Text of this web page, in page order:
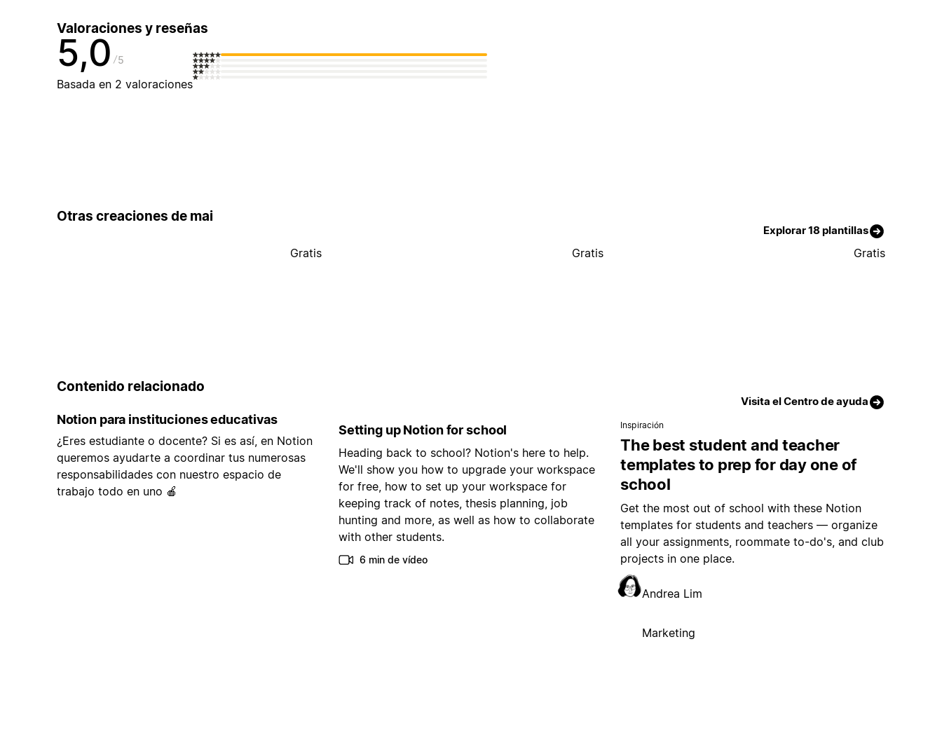
Valoraciones y reseñas
5,0 5
Basada en 2 valoraciones
Otras creaciones de mai
Explorar 18 plantillas
Gratis Gratis Gratis
Contenido relacionado
Visita el Centro de ayuda
Notion para instituciones educativas
¿Eres estudiante o docente? Si es así, en Notion
queremos ayudarte a coordinar tus numerosas
responsabilidades con nuestro espacio de
trabajo todo en uno 🍎
Setting up Notion for school
Heading back to school? Notion's here to help.
We'll show you how to upgrade your workspace
for free, how to set up your workspace for
keeping track of notes, thesis planning, job
hunting and more, as well as how to collaborate
with other students.
6 min de vídeo
Inspiración
The best student and teacher
templates to prep for day one of
school
Get the most out of school with these Notion
templates for students and teachers — organize
all your assignments, roommate to-do's, and club
projects in one place.
Andrea Lim
Marketing